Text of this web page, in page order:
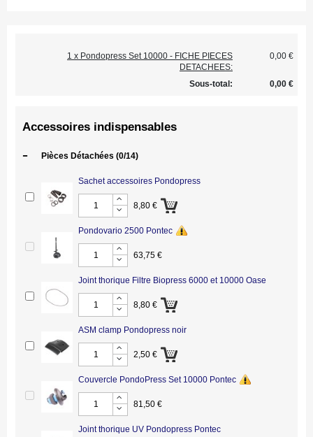
1 x Pondopress Set 10000 - FICHE PIECES
DETACHEES:
0,00 €
Sous-total: 0,00 €
Accessoires indispensables
- Pièces Détachées (0/14)
Sachet accessoires Pondopress
8,80 €
Pondovario 2500 Pontec
63,75 €
Joint thorique Filtre Biopress 6000 et 10000 Oase
8,80 €
ASM clamp Pondopress noir
2,50 €
Couvercle PondoPress Set 10000 Pontec
81,50 €
Joint thorique UV Pondopress Pontec